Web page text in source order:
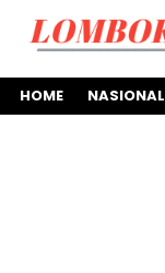
HOME NASIONAL